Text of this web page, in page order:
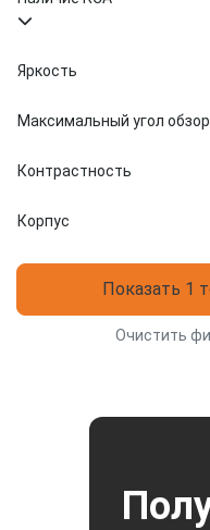
Яркость
Максимальный угол
Контрастность
Корпус
Показать 1
Очистить